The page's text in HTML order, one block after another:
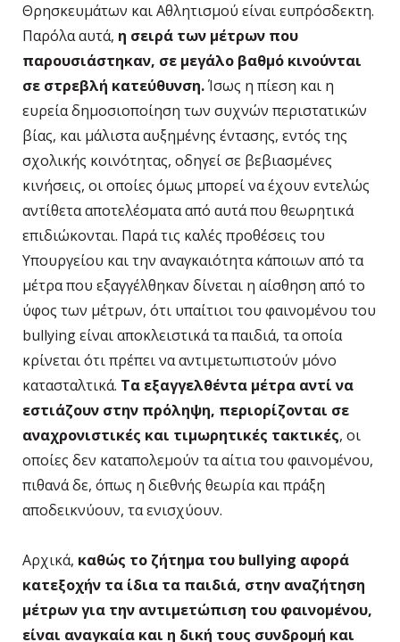
Θρησκευμάτων και Αθλητισμού είναι ευπρόσδεκτη.
Παρόλα αυτά, η σειρά των μέτρων που
παρουσιάστηκαν, σε μεγάλο βαθμό κινούνται
σε στρεβλή κατεύθυνση.Ίσως η πίεση και η
ευρεία δημοσιοποίηση των συχνών περιστατικών
βίας, και μάλιστα αυξημένης έντασης, εντός της
σχολικής κοινότητας, οδηγεί σε βεβιασμένες
κινήσεις, οι οποίες όμως μπορεί να έχουν εντελώς
αντίθετα αποτελέσματα από αυτά που θεωρητικά
επιδιώκονται. Παρά τις καλές προθέσεις του
Υπουργείου και την αναγκαιότητα κάποιων από τα
μέτρα που εξαγγέλθηκαν δίνεται η αίσθηση από το
ύφος των μέτρων, ότι υπαίτιοι του φαινομένου του
bullying είναι αποκλειστικά τα παιδιά, τα οποία
κρίνεται ότι πρέπει να αντιμετωπιστούν μόνο
κατασταλτικά. Τα εξαγγελθέντα μέτρα αντί να
εστιάζουν στην πρόληψη, περιορίζονται σε
αναχρονιστικές και τιμωρητικές τακτικές, οι
οποίες δεν καταπολεμούν τα αίτια του φαινομένου,
πιθανά δε, όπως η διεθνής θεωρία και πράξη
αποδεικνύουν, τα ενισχύουν.
Αρχικά, καθώς το ζήτημα του bullying αφορά
κατεξοχήν τα ίδια τα παιδιά, στην αναζήτηση
μέτρων για την αντιμετώπιση του φαινομένου,
είναι αναγκαία και η δική τους συνδρομή και